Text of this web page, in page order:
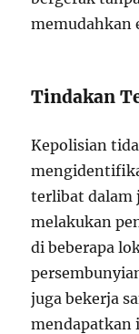
memudahkan
Tindakan
Kepolisian
terlibat
melakukan
di beberapa
juga bekerja
mendapatkan